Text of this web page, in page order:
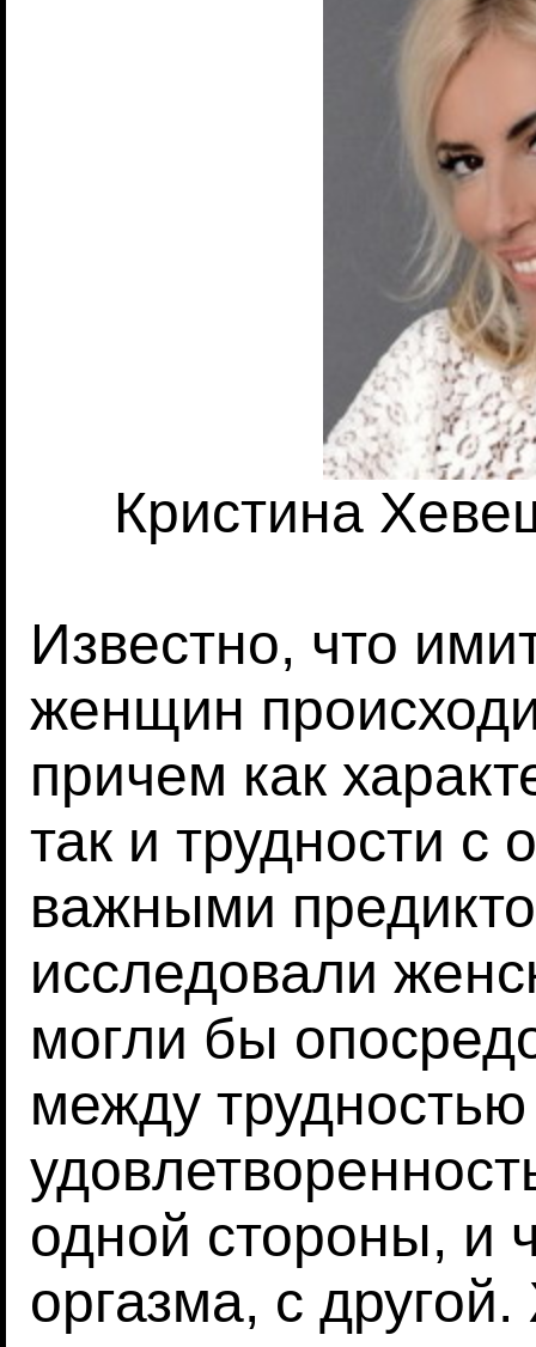
Кристина
Известно, что
женщин
причем как
так и трудности с
важными
исследовали
могли бы
между
одной стороны, и
оргазма, с